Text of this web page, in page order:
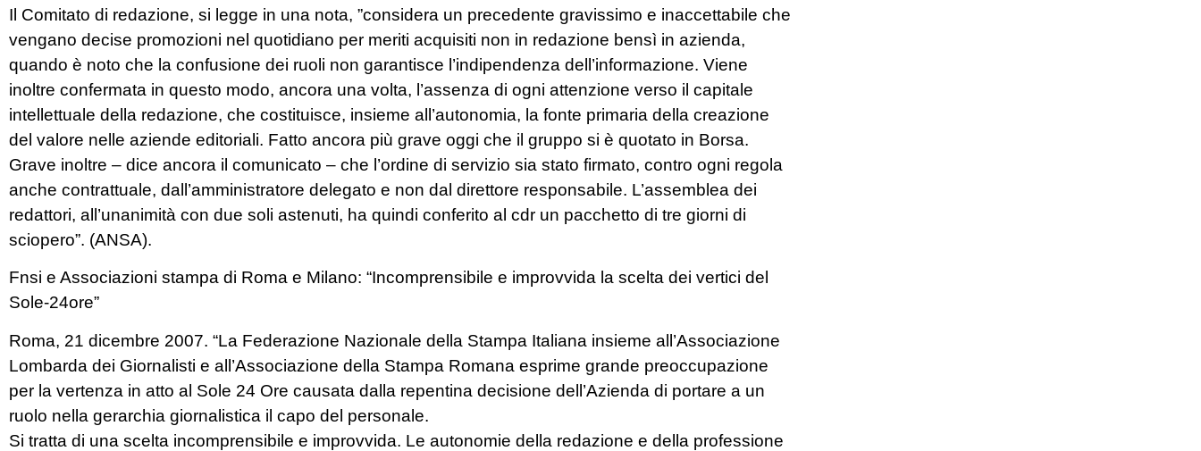
Il Comitato di redazione, si legge in una nota, ”considera un precedente gravissimo e inaccettabile che
vengano decise promozioni nel quotidiano per meriti acquisiti non in redazione bensì in azienda,
quando è noto che la confusione dei ruoli non garantisce l’indipendenza dell’informazione. Viene
inoltre confermata in questo modo, ancora una volta, l’assenza di ogni attenzione verso il capitale
intellettuale della redazione, che costituisce, insieme all’autonomia, la fonte primaria della creazione
del valore nelle aziende editoriali. Fatto ancora più grave oggi che il gruppo si è quotato in Borsa.
Grave inoltre – dice ancora il comunicato – che l’ordine di servizio sia stato firmato, contro ogni regola
anche contrattuale, dall’amministratore delegato e non dal direttore responsabile. L’assemblea dei
redattori, all’unanimità con due soli astenuti, ha quindi conferito al cdr un pacchetto di tre giorni di
sciopero”. (ANSA).
Fnsi e Associazioni stampa di Roma e Milano: “Incomprensibile e improvvida la scelta dei vertici del
Sole-24ore”
Roma, 21 dicembre 2007. “La Federazione Nazionale della Stampa Italiana insieme all’Associazione
Lombarda dei Giornalisti e all’Associazione della Stampa Romana esprime grande preoccupazione
per la vertenza in atto al Sole 24 Ore causata dalla repentina decisione dell’Azienda di portare a un
ruolo nella gerarchia giornalistica il capo del personale.
Si tratta di una scelta incomprensibile e improvvida. Le autonomie della redazione e della professione